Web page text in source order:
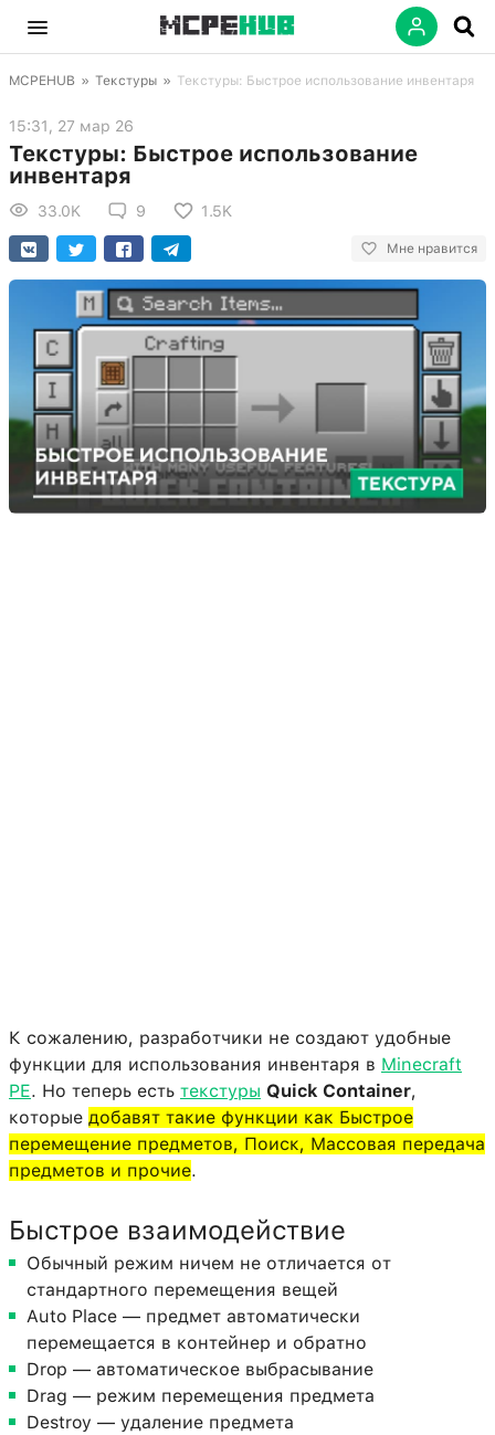
MCPEHUB » Текстуры » Текстуры: Быстрое использование инвентаря
15:31, 27 мар 26
Текстуры: Быстрое использование
инвентаря
33.0K 9 1.5K
Мне нравится
К сожалению, разработчики не создают удобные
функции для использования инвентаря в Minecraft
PE. Но теперь есть текстуры Quick Container,
которые добавят такие функции как Быстрое
перемещение предметов, Поиск, Массовая передача
предметов и прочие.
Быстрое взаимодействие
Обычный режим ничем не отличается от
стандартного перемещения вещей
Auto Place — предмет автоматически
перемещается в контейнер и обратно
Drop — автоматическое выбрасывание
Drag — режим перемещения предмета
Destroy — удаление предмета